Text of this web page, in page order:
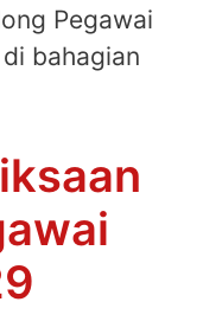
Pegawai
bahagian